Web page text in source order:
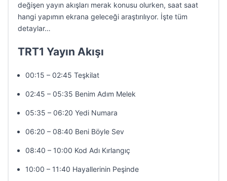
değişen yayın akışları merak konusu olurken, saat saat
hangi yapımın ekrana geleceği araştırılıyor. İşte tüm
detaylar…
TRT1 Yayın Akışı
00:15 – 02:45 Teşkilat
02:45 – 05:35 Benim Adım Melek
05:35 – 06:20 Yedi Numara
06:20 – 08:40 Beni Böyle Sev
08:40 – 10:00 Kod Adı Kırlangıç
10:00 – 11:40 Hayallerinin Peşinde